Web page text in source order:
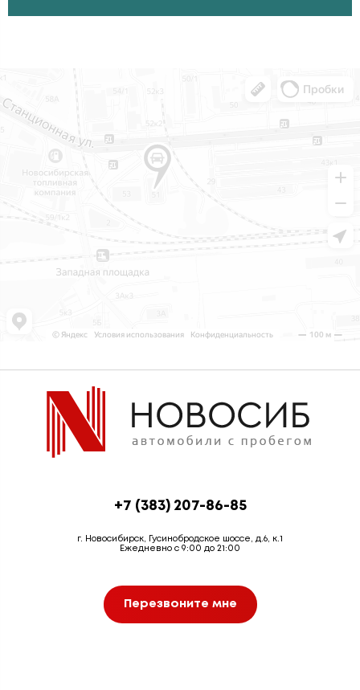
+7 (383) 207-86-85
г. Новосибирск, Гусинобродское шоссе, д.6, к.1
Ежедневно с 9:00 до 21:00
Перезвоните мне